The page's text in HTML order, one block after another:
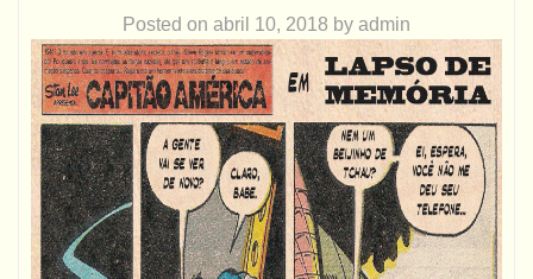
Posted on abril 10, 2018 by admin